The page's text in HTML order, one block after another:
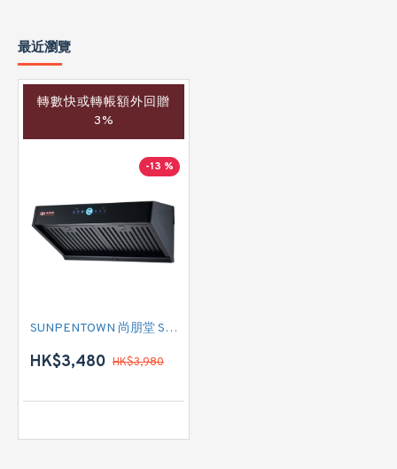
最近瀏覽
轉數快或轉帳額外回贈
3%
-13 %
SUNPENTOWN 尚朋堂 SRH7300B 標準抽油煙機
HK$3,480 HK$3,980